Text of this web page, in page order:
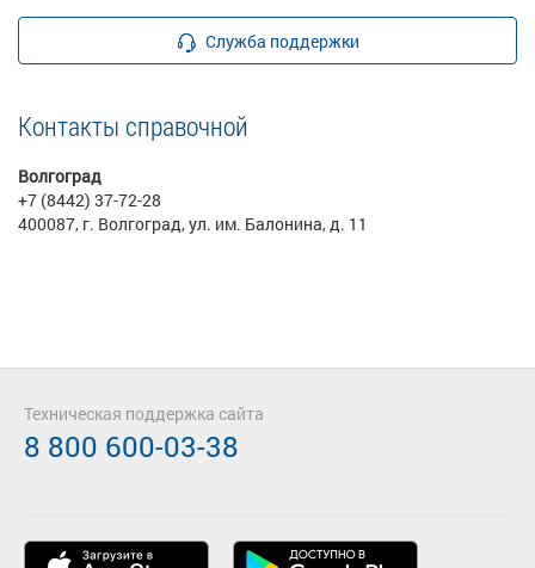
Служба поддержки
Контакты справочной
Волгоград
+7 (8442) 37-72-28
400087, г. Волгоград, ул. им. Балонина, д. 11
Техническая поддержка сайта
8 800 600-03-38